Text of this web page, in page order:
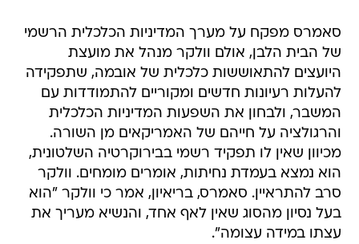
סאמרס מפקח על מערך המדיניות הכלכלית הרשמי
של הבית הלבן, אולם וולקר מנהל את מועצת
היועצים להתאוששות כלכלית של אובמה, שתפקידה
להעלות רעיונות חדשים ומקוריים להתמודדות עם
המשבר, ולבחון את השפעות המדיניות הכלכלית
והרגולציה על חייהם של האמריקאים מן השורה.
מכיוון שאין לו תפקיד רשמי בבירוקרטיה השלטונית,
הוא נמצא בעמדת נחיתות, אומרים מומחים. וולקר
סרב להתראיין. סאמרס, בריאיון, אמר כי וולקר "הוא
בעל נסיון מהסוג שאין לאף אחד, והנשיא מעריך את
עצתו במידה עצומה".